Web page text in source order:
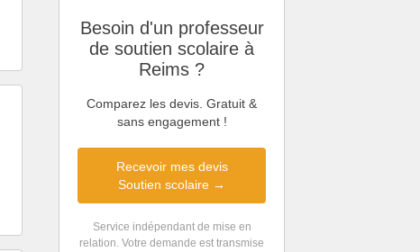
Besoin d'un professeur
de soutien scolaire à
Reims ?
Comparez les devis. Gratuit &
sans engagement !
Recevoir mes devis
Soutien scolaire →
Service indépendant de mise en
relation. Votre demande est transmise